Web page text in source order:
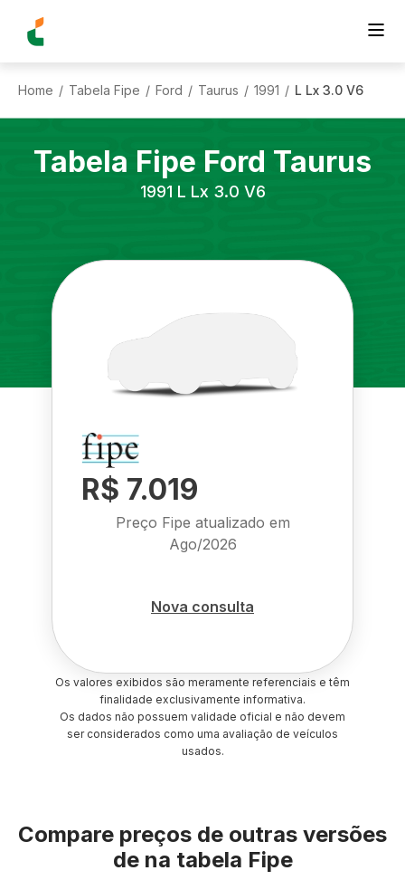
Home / Tabela Fipe / Ford / Taurus / 1991 / L Lx 3.0 V6
Tabela Fipe Ford Taurus
1991 L Lx 3.0 V6
R$ 7.019
Preço Fipe atualizado em
Ago/2026
Nova consulta
Os valores exibidos são meramente referenciais e têm
finalidade exclusivamente informativa.
Os dados não possuem validade oficial e não devem
ser considerados como uma avaliação de veículos
usados.
Compare preços de outras versões
de na tabela Fipe